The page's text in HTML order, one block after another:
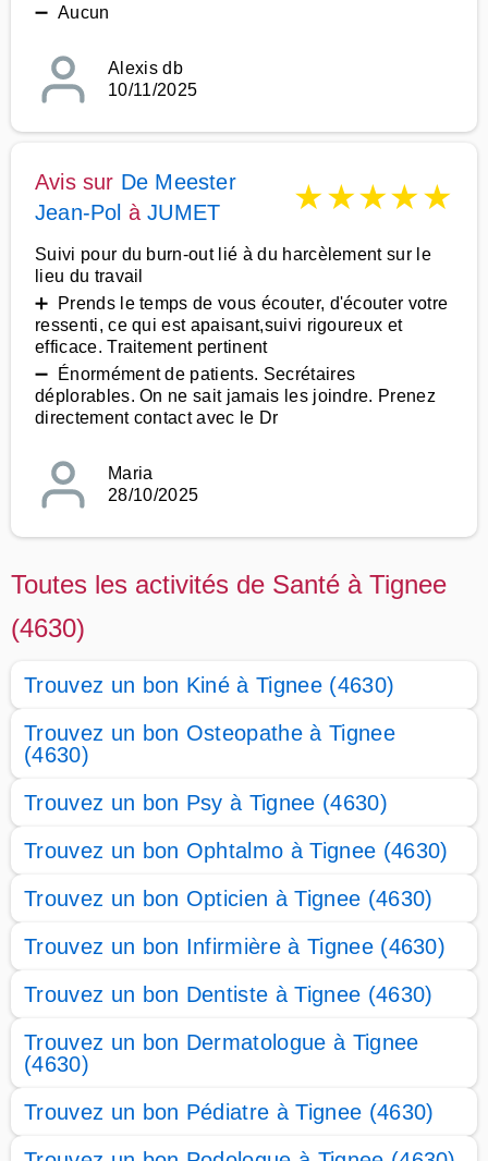
➖ Aucun
Alexis db
10/11/2025
Avis sur De Meester
Jean-Pol àJUMET ★★★★★
Suivi pour du burn-out lié à du harcèlement sur le
lieu du travail
➕ Prends le temps de vous écouter, d'écouter votre
ressenti, ce qui est apaisant,suivi rigoureux et
efficace. Traitement pertinent
➖ Énormément de patients. Secrétaires
déplorables. On ne sait jamais les joindre. Prenez
directement contact avec le Dr
Maria
28/10/2025
Toutes les activités de Santé à Tignee
(4630)
Trouvez un bon Kiné à Tignee (4630)
Trouvez un bon Osteopathe à Tignee
(4630)
Trouvez un bon Psy à Tignee (4630)
Trouvez un bon Ophtalmo à Tignee (4630)
Trouvez un bon Opticien à Tignee (4630)
Trouvez un bon Infirmière à Tignee (4630)
Trouvez un bon Dentiste à Tignee (4630)
Trouvez un bon Dermatologue à Tignee
(4630)
Trouvez un bon Pédiatre à Tignee (4630)